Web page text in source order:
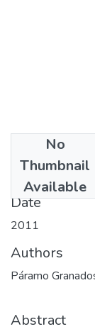
No
Thumbnail
Available
1117-452-
Date
2011
Authors
Páramo
Abstract